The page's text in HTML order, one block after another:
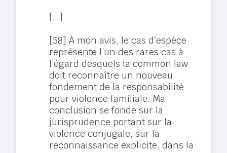
[…]
[58] À mon avis, le cas d’espèce
représente l’un des rares cas à
l’égard desquels la common law
doit reconnaître un nouveau
fondement de la responsabilité
pour violence familiale. Ma
conclusion se fonde sur la
jurisprudence portant sur la
violence conjugale, sur la
reconnaissance explicite, dans la